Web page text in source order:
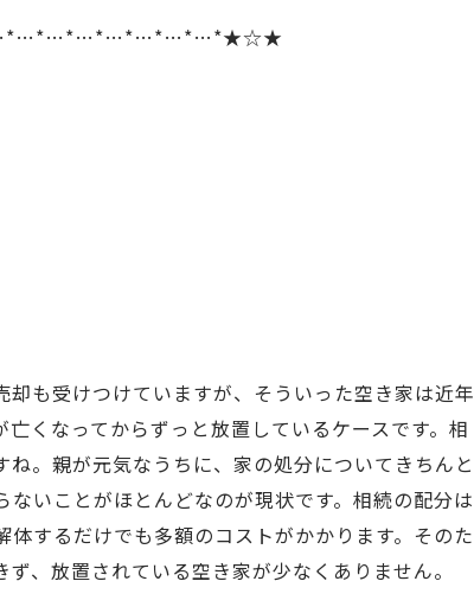
も受けつけていますが、そういった空き家は近年
くなってからずっと放置しているケースです。相
。親が元気なうちに、家の処分についてきちんと
いことがほとんどなのが現状です。相続の配分は
するだけでも多額のコストがかかります。そのた
、放置されている空き家が少なくありません。